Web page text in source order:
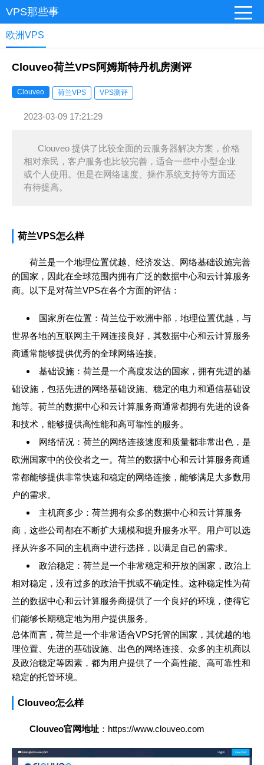
VPS那些事
欧洲VPS
Clouveo荷兰VPS阿姆斯特丹机房测评
Clouveo 荷兰VPS VPS测评
2023-03-09 17:21:29
Clouveo 提供了比较全面的云服务器解决方案，价格
相对亲民，客户服务也比较完善，适合一些中小型企业
或个人使用。但是在网络速度、操作系统支持等方面还
有待提高。
荷兰VPS怎么样
荷兰是一个地理位置优越、经济发达、网络基础设施完善
的国家，因此在全球范围内拥有广泛的数据中心和云计算服务
商。以下是对荷兰VPS在各个方面的评估：
国家所在位置：荷兰位于欧洲中部，地理位置优越，与
世界各地的互联网主干网连接良好，其数据中心和云计算服务
商通常能够提供优秀的全球网络连接。
基础设施：荷兰是一个高度发达的国家，拥有先进的基
础设施，包括先进的网络基础设施、稳定的电力和通信基础设
施等。荷兰的数据中心和云计算服务商通常都拥有先进的设备
和技术，能够提供高性能和高可靠性的服务。
网络情况：荷兰的网络连接速度和质量都非常出色，是
欧洲国家中的佼佼者之一。荷兰的数据中心和云计算服务商通
常都能够提供非常快速和稳定的网络连接，能够满足大多数用
户的需求。
主机商多少：荷兰拥有众多的数据中心和云计算服务
商，这些公司都在不断扩大规模和提升服务水平。用户可以选
择从许多不同的主机商中进行选择，以满足自己的需求。
政治稳定：荷兰是一个非常稳定和开放的国家，政治上
相对稳定，没有过多的政治干扰或不确定性。这种稳定性为荷
兰的数据中心和云计算服务商提供了一个良好的环境，使得它
们能够长期稳定地为用户提供服务。
总体而言，荷兰是一个非常适合VPS托管的国家，其优越的地
理位置、先进的基础设施、出色的网络连接、众多的主机商以
及政治稳定等因素，都为用户提供了一个高性能、高可靠性和
稳定的托管环境。
Clouveo怎么样
Clouveo官网地址 ：https://www.clouveo.com